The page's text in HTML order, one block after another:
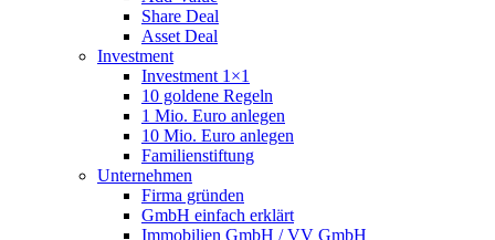
Share Deal
Asset Deal
Investment
Investment 1×1
10 goldene Regeln
1 Mio. Euro anlegen
10 Mio. Euro anlegen
Familienstiftung
Unternehmen
Firma gründen
GmbH einfach erklärt
Immobilien GmbH / VV GmbH